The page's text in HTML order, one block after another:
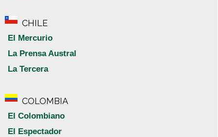
CHILE
El Mercurio
La Prensa Austral
La Tercera
COLOMBIA
El Colombiano
El Espectador